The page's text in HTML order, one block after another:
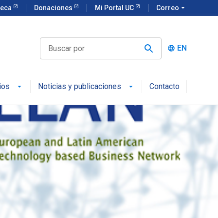
Donaciones Mi Portal UC Correo arrow_drop_down
language EN
Noticias y publicaciones Contacto